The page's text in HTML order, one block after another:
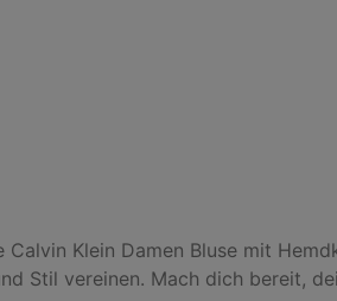
Calvin Klein Damen Bluse mit
Stil vereinen. Mach dich bereit,